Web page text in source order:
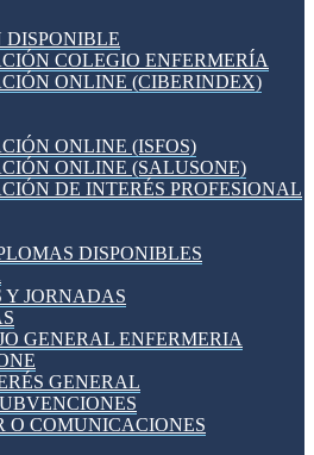
DISPONIBLE
COLEGIO ENFERMERÍA
ONLINE (CIBERINDEX)
ONLINE (ISFOS)
ONLINE (SALUSONE)
DE INTERÉS PROFESIONAL
DISPONIBLES
Y JORNADAS
GENERAL ENFERMERIA
GENERAL
O COMUNICACIONES